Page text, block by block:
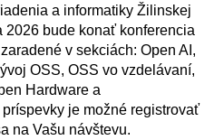
a informatiky Žilinskej
2026 bude konať konferencia
v sekciách: Open AI,
OSS, OSS vo vzdelávaní,
Hardware a
je možné registrovať
na Vašu návštevu.